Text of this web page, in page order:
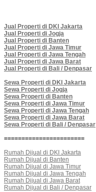
Jual Properti di DKI Jakarta
Jual Properti di Jogja
Jual Properti di Banten
Jual Properti di Jawa Timur
Jual Properti di Jawa Tengah
Jual Properti di Jawa Barat
Jual Properti di Bali / Denpasar
Sewa Properti di DKI Jakarta
Sewa Properti di Jogja
Sewa Properti di Banten
Sewa Properti di Jawa Timur
Sewa Properti di Jawa Tengah
Sewa Properti di Jawa Barat
Sewa Properti di Bali / Denpasar
=======================
Rumah Dijual di DKI Jakarta
Rumah Dijual di Banten
Rumah Dijual di Jawa Timur
Rumah Dijual di Jawa Tengah
Rumah Dijual di Jawa Barat
Rumah Dijual di Bali / Denpasar